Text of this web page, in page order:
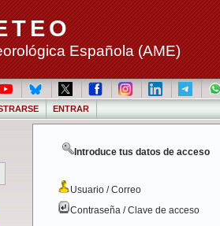
Española (AME)
ENTRAR
Introduce tus datos de acceso
Usuario / Correo
Contraseña / Clave de acceso